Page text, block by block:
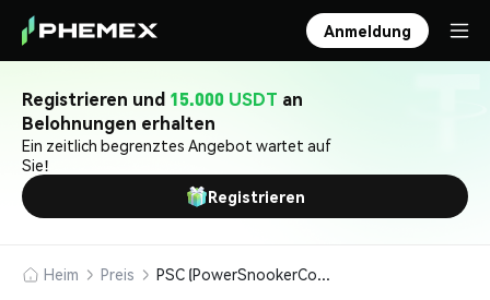
Anmeldung
Registrieren und 15.000 USDT an
Belohnungen erhalten
Ein zeitlich begrenztes Angebot wartet auf
Sie!
Registrieren
Heim Preis PSC (PowerSnookerCoin)